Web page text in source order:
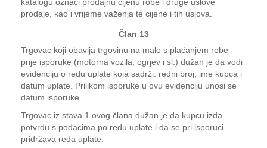
prodaje, kao i vrijeme važenja te cijene i tih uslova.
Član 13
Trgovac koji obavlja trgovinu na malo s plaćanjem robe
prije isporuke (motorna vozila, ogrjev i sl.) dužan je da vodi
evidenciju o redu uplate koja sadrži: redni broj, ime kupca i
datum uplate. Prilikom isporuke u ovu evidenciju unosi se
datum isporuke.
Trgovac iz stava 1 ovog člana dužan je da kupcu izda
potvrdu s podacima po redu uplate i da se pri isporuci
pridržava reda uplate.